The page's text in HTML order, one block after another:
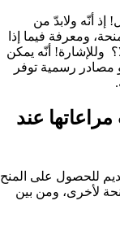
إذ أنّه ولابدّ من
ومعرفة فيما إذا
وللإشارة! أنّه يمكن
مصادر رسمية توفر
عند
للحصول على المنح
لأخرى، ومن بين